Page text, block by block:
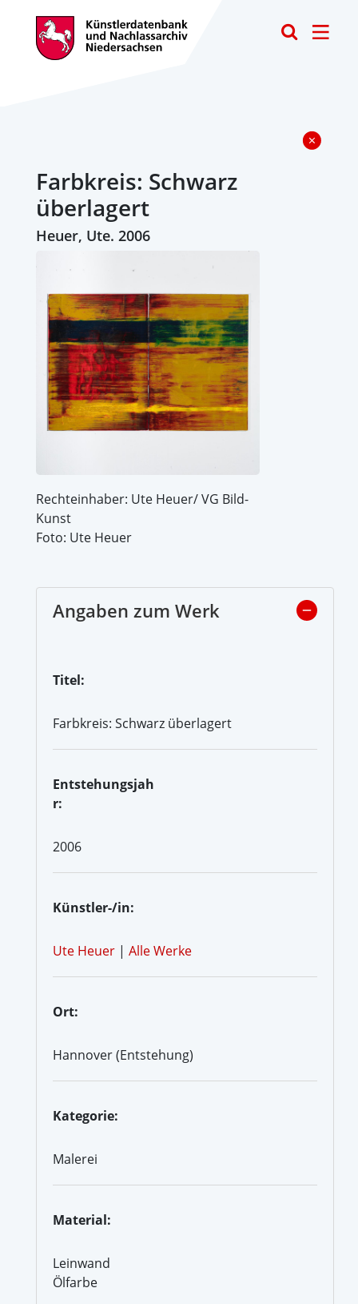
Farbkreis: Schwarz
überlagert
Heuer, Ute. 2006
Rechteinhaber: Ute Heuer/ VG Bild-
Kunst
Foto: Ute Heuer
Angaben zum Werk
Titel:
Farbkreis: Schwarz überlagert
Entstehungsjah
r:
2006
Künstler-/in:
Ute Heuer | Alle Werke
Ort:
Hannover (Entstehung)
Kategorie:
Malerei
Material:
Leinwand
Ölfarbe